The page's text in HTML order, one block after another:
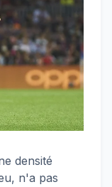
densité
n'a pas